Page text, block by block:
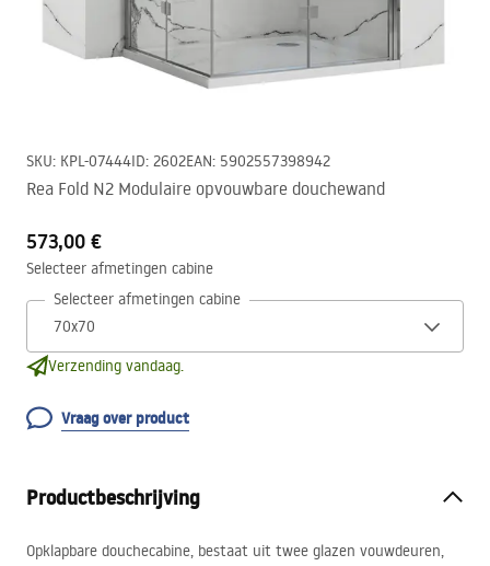
SKU: KPL-07444ID: 2602EAN: 5902557398942
Rea Fold N2 Modulaire opvouwbare douchewand
573,00 €
Selecteer afmetingen cabine
Selecteer afmetingen cabine
Verzending vandaag.
Vraag over product
Productbeschrijving
Opklapbare douchecabine, bestaat uit twee glazen vouwdeuren,